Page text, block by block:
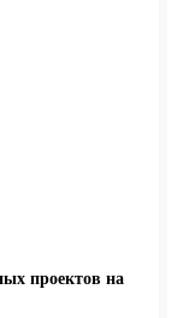
проектов на